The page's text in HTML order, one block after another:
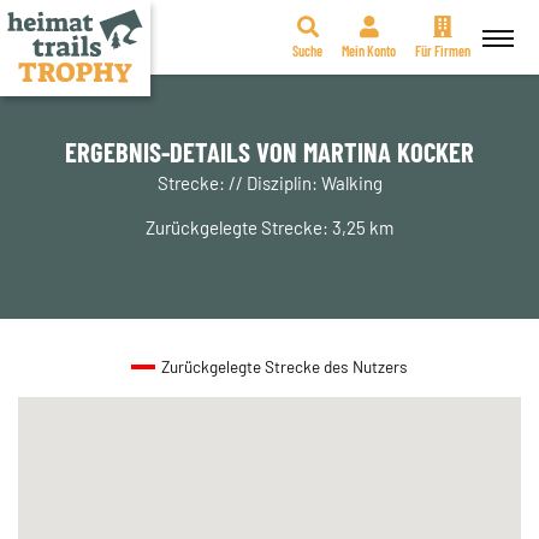
Zum
springen
Suche Mein Konto Für Firmen
ERGEBNIS-DETAILS VON MARTINA KOCKER
Strecke: // Disziplin: Walking
Zurückgelegte Strecke: 3,25 km
Zurückgelegte Strecke des Nutzers